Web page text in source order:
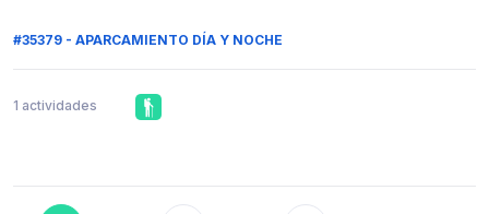
#35379 - APARCAMIENTO DÍA Y NOCHE
1 actividades